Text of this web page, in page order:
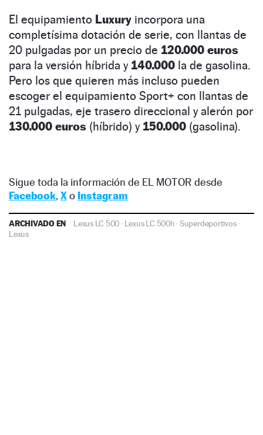
El equipamiento Luxury incorpora una
completísima dotación de serie, con llantas de
20 pulgadas por un precio de 120.000 euros
para la versión híbrida y 140.000 la de gasolina.
Pero los que quieren más incluso pueden
escoger el equipamiento Sport+ con llantas de
21 pulgadas, eje trasero direccional y alerón por
130.000 euros (híbrido) y150.000 (gasolina).
Sigue toda la información de EL MOTOR desde
Facebook, Xo Instagram
ARCHIVADO EN Lexus LC 500 · Lexus LC 500h ·Superdeportivos·
Lexus